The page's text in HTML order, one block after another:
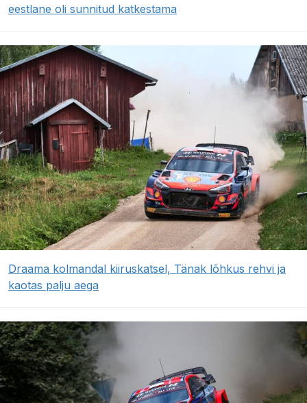
eestlane oli sunnitud katkestama
Draama kolmandal kiiruskatsel, Tänak lõhkus rehvi ja
kaotas palju aega